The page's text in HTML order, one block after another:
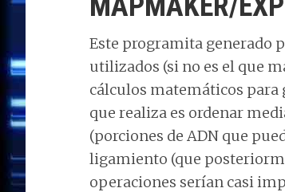
Este programita generado
utilizados (si no es el que
cálculos matemáticos
que realiza es ordenar
(porciones de ADN que
ligamiento (que
operaciones serían casi